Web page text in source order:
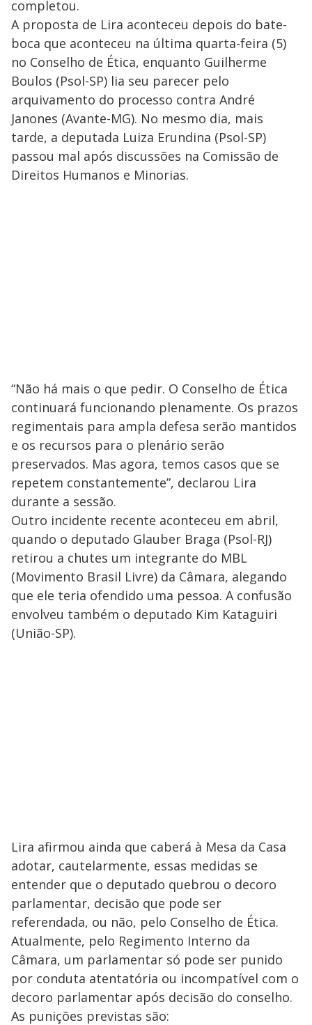
completou.
A proposta de Lira aconteceu depois do bate-
boca que aconteceu na última quarta-feira (5)
no Conselho de Ética, enquanto Guilherme
Boulos (Psol-SP) lia seu parecer pelo
arquivamento do processo contra André
Janones (Avante-MG). No mesmo dia, mais
tarde, a deputada Luiza Erundina (Psol-SP)
passou mal após discussões na Comissão de
Direitos Humanos e Minorias.
“Não há mais o que pedir. O Conselho de Ética
continuará funcionando plenamente. Os prazos
regimentais para ampla defesa serão mantidos
e os recursos para o plenário serão
preservados. Mas agora, temos casos que se
repetem constantemente”, declarou Lira
durante a sessão.
Outro incidente recente aconteceu em abril,
quando o deputado Glauber Braga (Psol-RJ)
retirou a chutes um integrante do MBL
(Movimento Brasil Livre) da Câmara, alegando
que ele teria ofendido uma pessoa. A confusão
envolveu também o deputado Kim Kataguiri
(União-SP).
Lira afirmou ainda que caberá à Mesa da Casa
adotar, cautelarmente, essas medidas se
entender que o deputado quebrou o decoro
parlamentar, decisão que pode ser
referendada, ou não, pelo Conselho de Ética.
Atualmente, pelo Regimento Interno da
Câmara, um parlamentar só pode ser punido
por conduta atentatória ou incompatível com o
decoro parlamentar após decisão do conselho.
As punições previstas são: